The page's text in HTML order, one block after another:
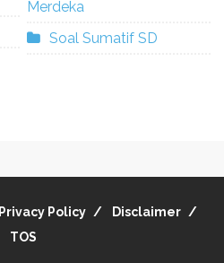
Merdeka
Soal Sumatif SD
Privacy Policy
Disclaimer
TOS